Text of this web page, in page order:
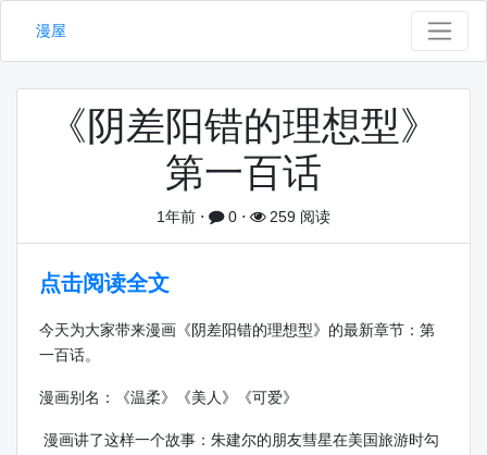
漫屋
《阴差阳错的理想型》
第一百话
1年前 ⋅ 0 ⋅ 259 阅读
点击阅读全文
今天为大家带来漫画《阴差阳错的理想型》的最新章节：第
一百话。
漫画别名：《温柔》《美人》《可爱》
漫画讲了这样一个故事：朱建尔的朋友彗星在美国旅游时勾